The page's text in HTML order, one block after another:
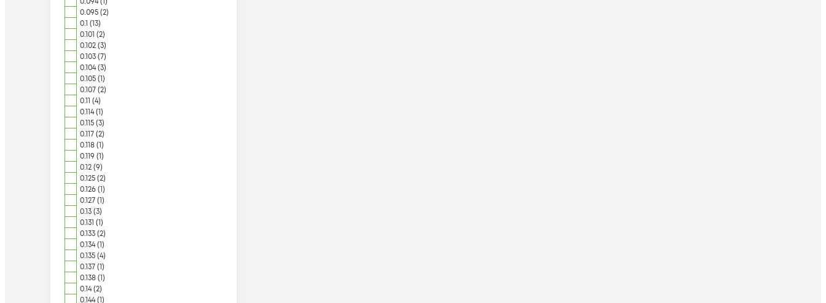
0.095 (2)
0.1 (13)
0.101 (2)
0.102 (3)
0.103 (7)
0.104 (3)
0.105 (1)
0.107 (2)
0.11 (4)
0.114 (1)
0.115 (3)
0.117 (2)
0.118 (1)
0.119 (1)
0.12 (9)
0.125 (2)
0.126 (1)
0.127 (1)
0.13 (3)
0.131 (1)
0.133 (2)
0.134 (1)
0.135 (4)
0.137 (1)
0.138 (1)
0.14 (2)
0.144 (1)